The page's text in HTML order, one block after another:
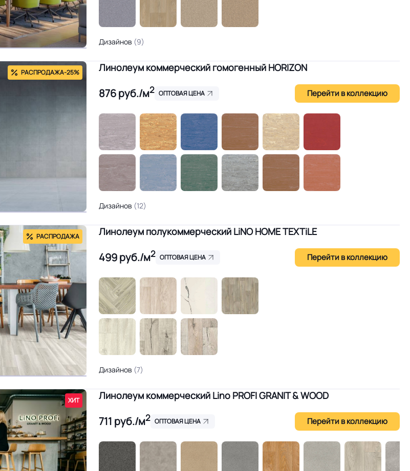
Дизайнов (9)
РАСПРОДАЖА-25% Линолеум коммерческий гомогенный HORIZON
876руб./м2 ОПТОВАЯ ЦЕНА Перейти в коллекцию
Дизайнов (12)
РАСПРОДАЖА Линолеум полукоммерческий LiNO HOME TEXTiLE
499руб./м2 ОПТОВАЯ ЦЕНА Перейти в коллекцию
Дизайнов (7)
ХИТ Линолеум коммерческий Lino PROFI GRANIT & WOOD
711 руб./м2 ОПТОВАЯ ЦЕНА Перейти в коллекцию